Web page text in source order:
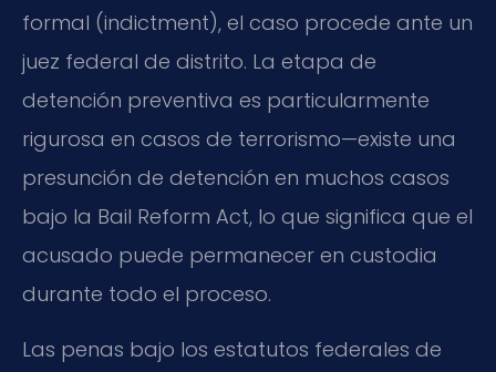
formal (indictment), el caso procede ante un
juez federal de distrito. La etapa de
detención preventiva es particularmente
rigurosa en casos de terrorismo—existe una
presunción de detención en muchos casos
bajo la Bail Reform Act, lo que significa que el
acusado puede permanecer en custodia
durante todo el proceso.
Las penas bajo los estatutos federales de